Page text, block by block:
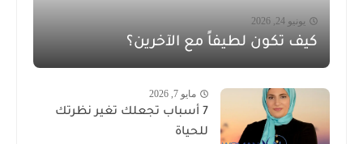
يونيو 24, 2026
كيف تكون لطيفاً مع الآخرين؟
مايو 7, 2026
7 أسباب تجعلك تغير نظرتك
للحياة